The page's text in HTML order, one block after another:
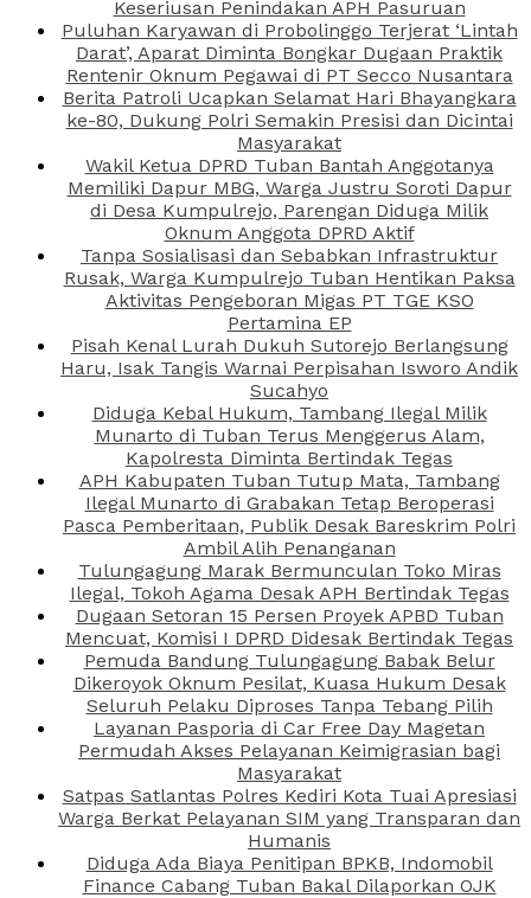
Keseriusan Penindakan APH Pasuruan
Puluhan Karyawan di Probolinggo Terjerat ‘Lintah
Darat’, Aparat Diminta Bongkar Dugaan Praktik
Rentenir Oknum Pegawai di PT Secco Nusantara
Berita Patroli Ucapkan Selamat Hari Bhayangkara
ke-80, Dukung Polri Semakin Presisi dan Dicintai
Masyarakat
Wakil Ketua DPRD Tuban Bantah Anggotanya
Memiliki Dapur MBG, Warga Justru Soroti Dapur
di Desa Kumpulrejo, Parengan Diduga Milik
Oknum Anggota DPRD Aktif
Tanpa Sosialisasi dan Sebabkan Infrastruktur
Rusak, Warga Kumpulrejo Tuban Hentikan Paksa
Aktivitas Pengeboran Migas PT TGE KSO
Pertamina EP
Pisah Kenal Lurah Dukuh Sutorejo Berlangsung
Haru, Isak Tangis Warnai Perpisahan Isworo Andik
Sucahyo
Diduga Kebal Hukum, Tambang Ilegal Milik
Munarto di Tuban Terus Menggerus Alam,
Kapolresta Diminta Bertindak Tegas
APH Kabupaten Tuban Tutup Mata, Tambang
Ilegal Munarto di Grabakan Tetap Beroperasi
Pasca Pemberitaan, Publik Desak Bareskrim Polri
Ambil Alih Penanganan
Tulungagung Marak Bermunculan Toko Miras
Ilegal, Tokoh Agama Desak APH Bertindak Tegas
Dugaan Setoran 15 Persen Proyek APBD Tuban
Mencuat, Komisi I DPRD Didesak Bertindak Tegas
Pemuda Bandung Tulungagung Babak Belur
Dikeroyok Oknum Pesilat, Kuasa Hukum Desak
Seluruh Pelaku Diproses Tanpa Tebang Pilih
Layanan Pasporia di Car Free Day Magetan
Permudah Akses Pelayanan Keimigrasian bagi
Masyarakat
Satpas Satlantas Polres Kediri Kota Tuai Apresiasi
Warga Berkat Pelayanan SIM yang Transparan dan
Humanis
Diduga Ada Biaya Penitipan BPKB, Indomobil
Finance Cabang Tuban Bakal Dilaporkan OJK